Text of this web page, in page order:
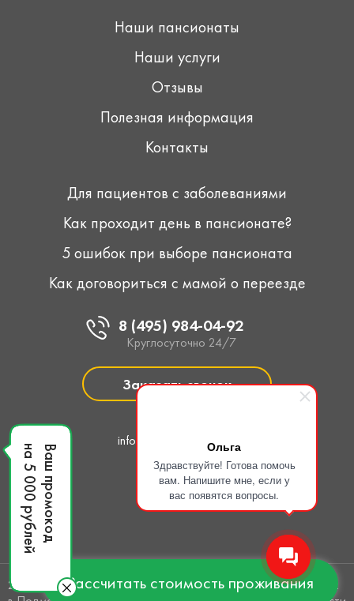
Ольга
Здравствуйте! Готова помочь
вам. Напишите мне, если у
вас появятся вопросы.
Наши пансионаты
Наши услуги
Отзывы
Полезная информация
Контакты
Для пациентов с заболеваниями
Как проходит день в пансионате?
5 ошибок при выборе пансионата
Как договориться с мамой о переезде
8 (495) 984-04-92
Круглосуточно 24/7
Заказать звонок
info@pansionat-line.pro
2015 — 2026. Все права защищены. Пансионаты для пожилых
Рассчитать стоимость проживания
Ваш промокод
на 5 000 рублей